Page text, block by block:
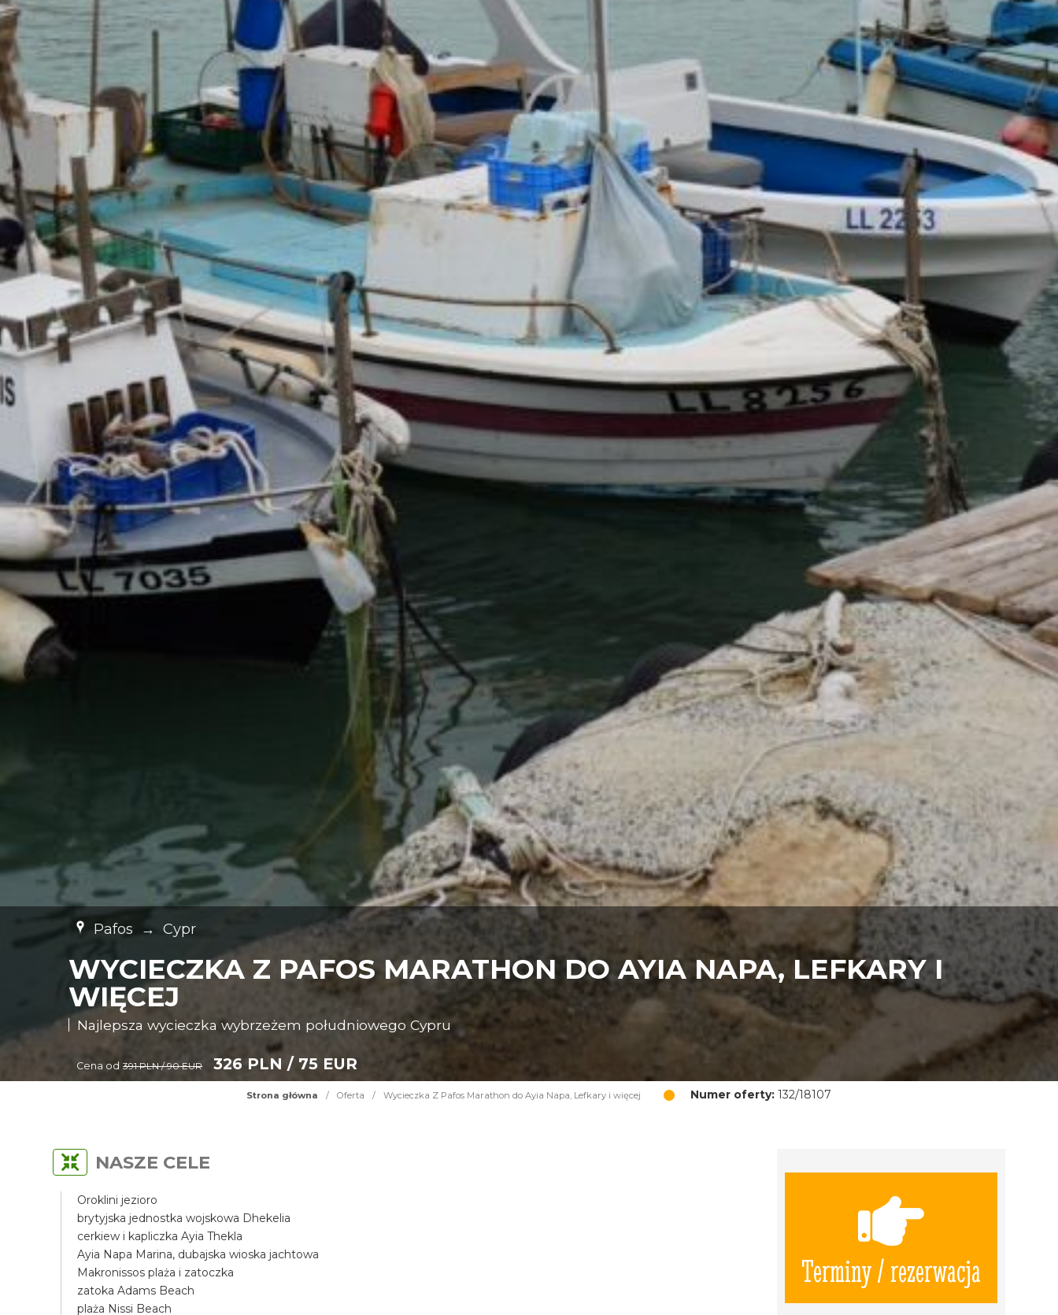
Pafos → Cypr
WYCIECZKA Z PAFOS MARATHON DO AYIA NAPA, LEFKARY I
WIĘCEJ
Najlepsza wycieczka wybrzeżem południowego Cypru
Cena od 391 PLN / 90 EUR 326 PLN / 75 EUR
Strona główna / Oferta / Wycieczka Z Pafos Marathon do Ayia Napa, Lefkary i więcej Numer oferty: 132/18107
Terminy / rezerwacja
NASZE CELE
Oroklini jezioro
brytyjska jednostka wojskowa Dhekelia
cerkiew i kapliczka Ayia Thekla
Ayia Napa Marina, dubajska wioska jachtowa
Makronissos plaża i zatoczka
zatoka Adams Beach
plaża Nissi Beach